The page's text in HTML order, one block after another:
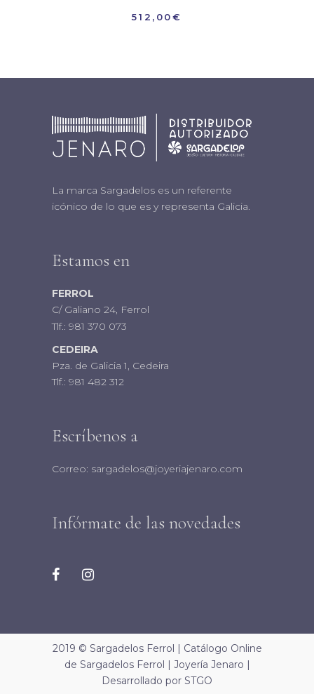
512,00€
La marca Sargadelos es un referente
icónico de lo que es y representa Galicia.
Estamos en
FERROL
C/ Galiano 24, Ferrol
Tlf.: 981 370 073
CEDEIRA
Pza. de Galicia 1, Cedeira
Tlf.: 981 482 312
Escríbenos a
Correo: sargadelos@joyeriajenaro.com
Infórmate de las novedades
2019 © Sargadelos Ferrol | Catálogo Online
de Sargadelos Ferrol | Joyería Jenaro |
Desarrollado por STGO